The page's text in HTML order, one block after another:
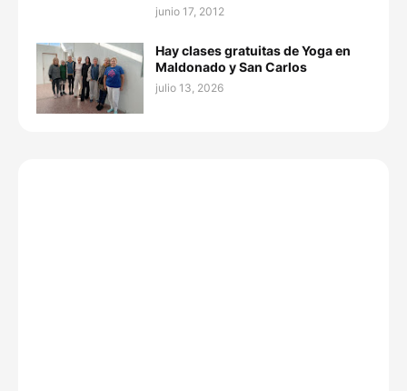
junio 17, 2012
Hay clases gratuitas de Yoga en
Maldonado y San Carlos
julio 13, 2026